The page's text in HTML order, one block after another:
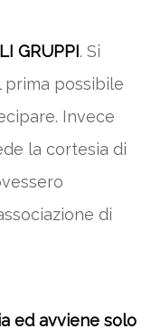
GRUPPI. Si
possibile
Invece
la cortesia di
di
ed avviene solo